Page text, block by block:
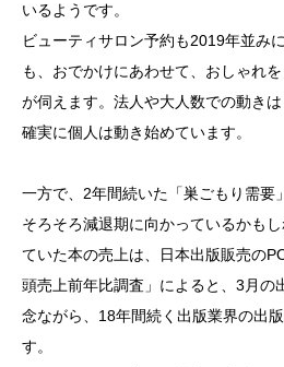
いるようです。
ビューティサロン予約も2019年並み
も、おでかけにあわせて、おしゃれ
が伺えます。法人や大人数での動きは
確実に個人は動き始めています。
一方で、2年間続いた「巣ごもり需要
そろそろ減退期に向かっているかも
ていた本の売上は、日本出版販売の
頭売上前年比調査」によると、3月の
念ながら、18年間続く出版業界の出
す。